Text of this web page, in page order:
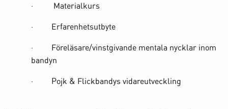
· Materialkurs
· Erfarenhetsutbyte
· Föreläsare/vinstgivande mentala nycklar inom
bandyn
· Pojk & Flickbandys vidareutveckling